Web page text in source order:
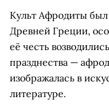
Культ Афродиты
Древней Греции,
её честь
празднества —
изображалась в
литературе.